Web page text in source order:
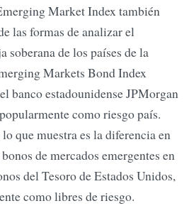
Market Index también
las formas de analizar el
soberana de los países de la
Markets Bond Index
banco estadounidense JPMorgan
como riesgo país.
que muestra es la diferencia en
de mercados emergentes en
del Tesoro de Estados Unidos,
como libres de riesgo.